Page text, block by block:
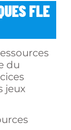
FLE
du
jeux